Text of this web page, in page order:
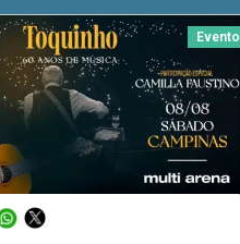
Evento